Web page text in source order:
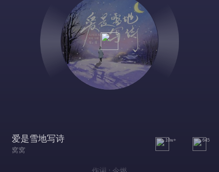
爱是雪地写诗
窝窝
10w+ 645
作词 : 今燃